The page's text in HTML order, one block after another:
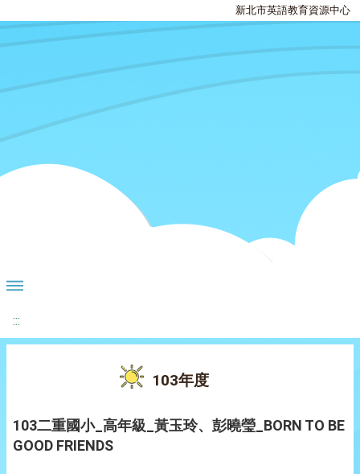
新北市英語教育資源中心
:::
103年度
103二重國小_高年級_黃玉玲、彭曉瑩_BORN TO BE
GOOD FRIENDS